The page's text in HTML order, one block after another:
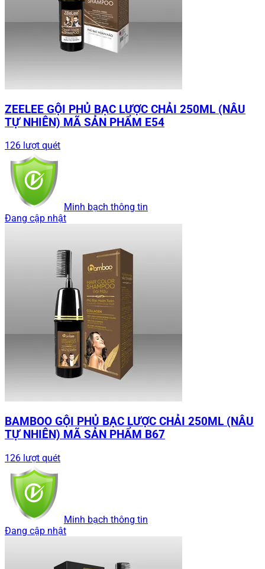
ZEELEE GỘI PHỦ BẠC LƯỢC CHẢI 250ML (NÂU
TỰ NHIÊN) MÃ SẢN PHẨM E54
126 lượt quét
Minh bạch thông tin
Đang cập nhật
BAMBOO GỘI PHỦ BẠC LƯỢC CHẢI 250ML (NÂU
TỰ NHIÊN) MÃ SẢN PHẨM B67
126 lượt quét
Minh bạch thông tin
Đang cập nhật